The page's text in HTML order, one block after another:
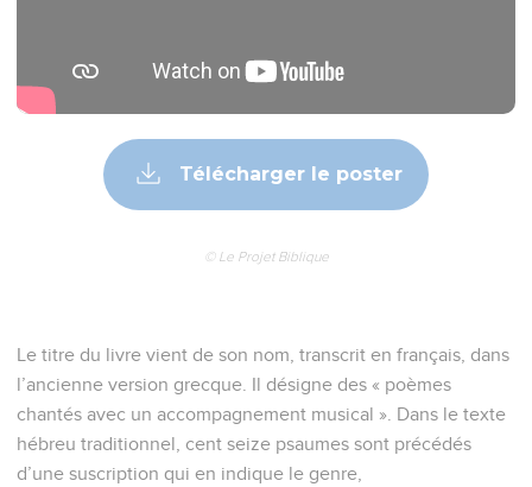
Télécharger le poster
© Le Projet Biblique
Le titre du livre vient de son nom, transcrit en français, dans
l’ancienne version grecque. Il désigne des « poèmes
chantés avec un accompagnement musical ». Dans le texte
hébreu traditionnel, cent seize psaumes sont précédés
d’une suscription qui en indique le genre,